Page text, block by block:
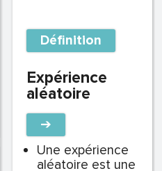
Définition
Expérience
aléatoire
➔
Une expérience
aléatoire est une